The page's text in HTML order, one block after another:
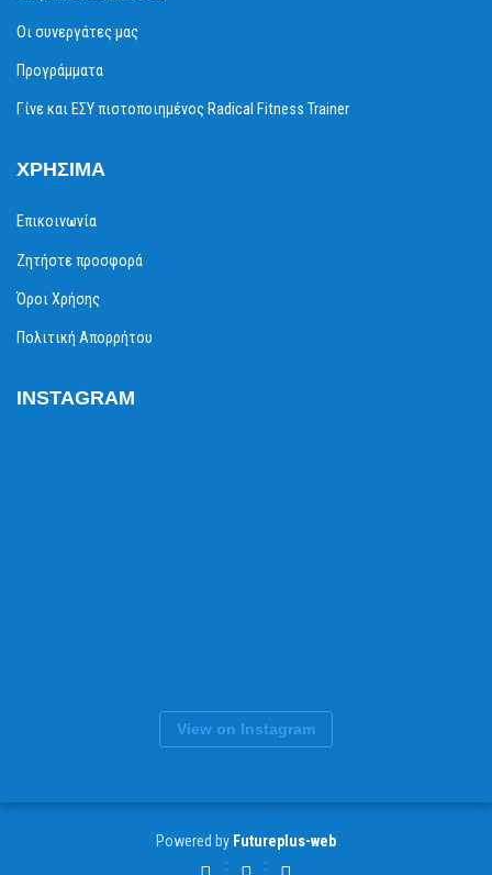
Οι συνεργάτες μας
Προγράμματα
Γίνε και ΕΣΥ πιστοποιημένος Radical Fitness Trainer
ΧΡΉΣΙΜΑ
Επικοινωνία
Ζητήστε προσφορά
Όροι Χρήσης
Πολιτική Απορρήτου
INSTAGRAM
View on Instagram
Powered by Futureplus-web